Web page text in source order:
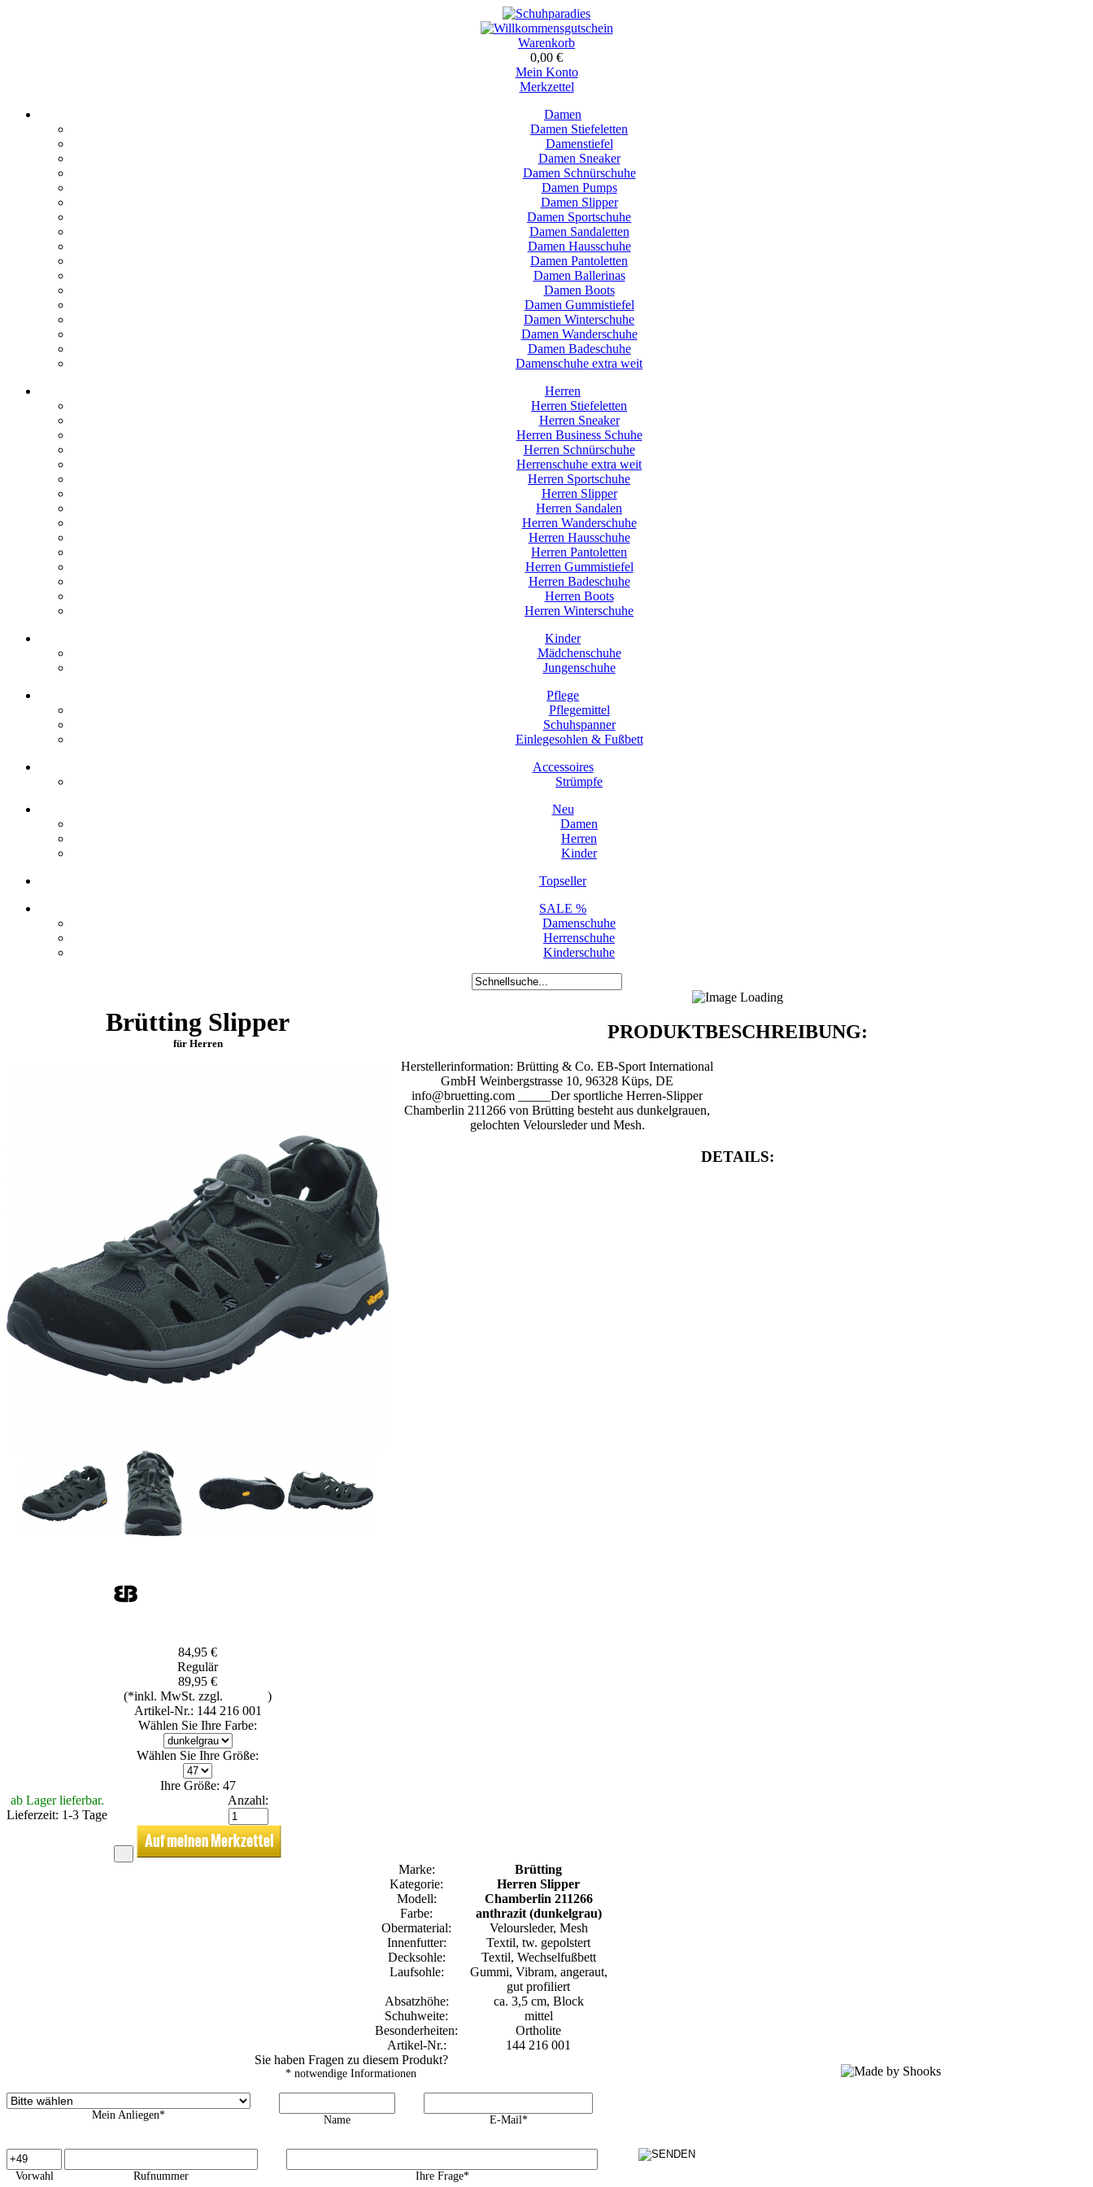
Warenkorb
0,00 €
Mein Konto
Merkzettel
Damen
Damen Stiefeletten
Damenstiefel
Damen Sneaker
Damen Schnürschuhe
Damen Pumps
Damen Slipper
Damen Sportschuhe
Damen Sandaletten
Damen Hausschuhe
Damen Pantoletten
Damen Ballerinas
Damen Boots
Damen Gummistiefel
Damen Winterschuhe
Damen Wanderschuhe
Damen Badeschuhe
Damenschuhe extra weit
Herren
Herren Stiefeletten
Herren Sneaker
Herren Business Schuhe
Herren Schnürschuhe
Herrenschuhe extra weit
Herren Sportschuhe
Herren Slipper
Herren Sandalen
Herren Wanderschuhe
Herren Hausschuhe
Herren Pantoletten
Herren Gummistiefel
Herren Badeschuhe
Herren Boots
Herren Winterschuhe
Kinder
Mädchenschuhe
Jungenschuhe
Pflege
Pflegemittel
Schuhspanner
Einlegesohlen & Fußbett
Accessoires
Strümpfe
Neu
Damen
Herren
Kinder
Topseller
SALE %
Damenschuhe
Herrenschuhe
Kinderschuhe
Brütting Slipper
für Herren
84,95 €
Regulär
89,95 €
(*inkl. MwSt. zzgl.
)
Artikel-Nr.: 144 216 001
Wählen Sie Ihre Farbe:
Wählen Sie Ihre Größe:
Ihre Größe: 47
ab Lager lieferbar.
Lieferzeit: 1-3 Tage
Anzahl:
PRODUKTBESCHREIBUNG:
Herstellerinformation: Brütting & Co. EB-Sport International
GmbH Weinbergstrasse 10, 96328 Küps, DE
info@bruetting.com _____Der sportliche Herren-Slipper
Chamberlin 211266 von Brütting besteht aus dunkelgrauen,
gelochten Veloursleder und Mesh.
DETAILS:
Marke:
Brütting
Kategorie:
Herren Slipper
Modell:
Chamberlin 211266
Farbe:
anthrazit (dunkelgrau)
Obermaterial:
Veloursleder, Mesh
Innenfutter:
Textil, tw. gepolstert
Decksohle:
Textil, Wechselfußbett
Laufsohle:
Gummi, Vibram, angeraut,
gut profiliert
Absatzhöhe:
ca. 3,5 cm, Block
Schuhweite:
mittel
Besonderheiten:
Ortholite
Artikel-Nr.:
144 216 001
Sie haben Fragen zu diesem Produkt?
* notwendige Informationen
Mein Anliegen* Name E-Mail*
Vorwahl Rufnummer Ihre Frage*